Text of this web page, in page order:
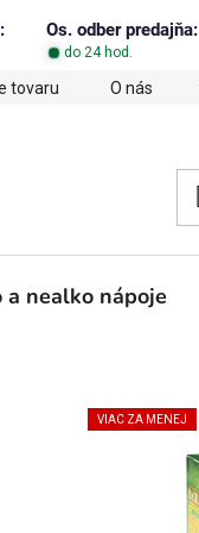
Os. odber predajňa:
do 24 hod.
tovaru O nás
a nealko nápoje
VIAC ZA MENEJ